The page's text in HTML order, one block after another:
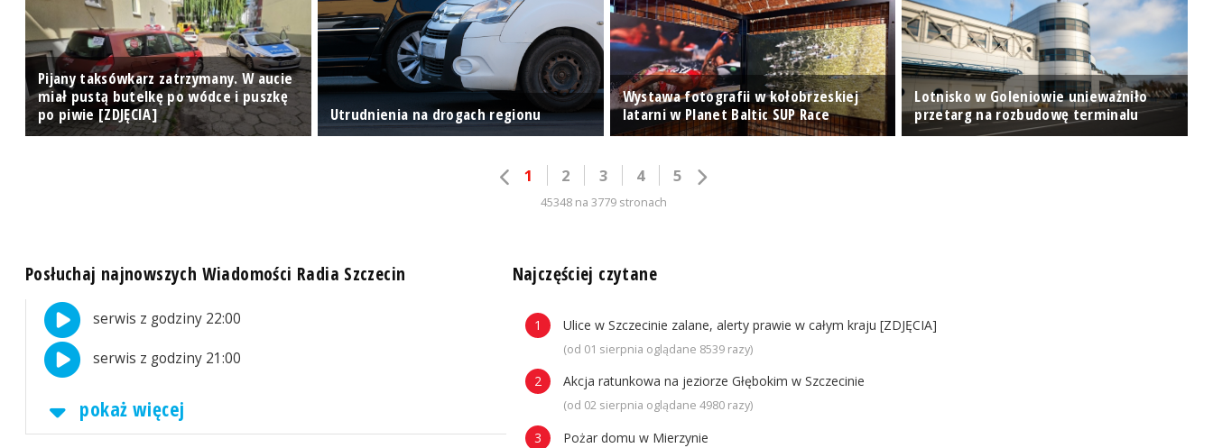
Pijany taksówkarz zatrzymany. W aucie
miał pustą butelkę po wódce i puszkę
po piwie [ZDJĘCIA]
Utrudnienia na drogach regionu
Wystawa fotografii w kołobrzeskiej
latarni w Planet Baltic SUP Race
Lotnisko w Goleniowie unieważniło
przetarg na rozbudowę terminalu
1 2 3 4 5
45348 na 3779 stronach
Posłuchaj najnowszych Wiadomości Radia Szczecin
serwis z godziny 22:00
serwis z godziny 21:00
pokaż więcej
Najczęściej czytane
Ulice w Szczecinie zalane, alerty prawie w całym kraju [ZDJĘCIA]
(od 01 sierpnia oglądane 8539 razy)
Akcja ratunkowa na jeziorze Głębokim w Szczecinie
(od 02 sierpnia oglądane 4980 razy)
Pożar domu w Mierzynie